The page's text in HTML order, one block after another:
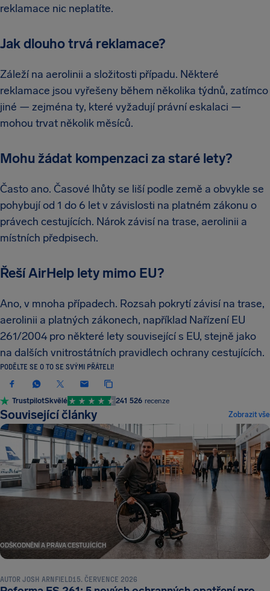
reklamace nic neplatíte.
Jak dlouho trvá reklamace?
Záleží na aerolinii a složitosti případu. Některé
reklamace jsou vyřešeny během několika týdnů, zatímco
jiné — zejména ty, které vyžadují právní eskalaci —
mohou trvat několik měsíců.
Mohu žádat kompenzaci za staré lety?
Často ano. Časové lhůty se liší podle země a obvykle se
pohybují od 1 do 6 let v závislosti na platném zákonu o
právech cestujících. Nárok závisí na trase, aerolinii a
místních předpisech.
Řeší AirHelp lety mimo EU?
Ano, v mnoha případech. Rozsah pokrytí závisí na trase,
aerolinii a platných zákonech, například Nařízení EU
261/2004 pro některé lety související s EU, stejně jako
na dalších vnitrostátních pravidlech ochrany cestujících.
PODĚLTE SE O TO SE SVÝMI PŘÁTELI!
TrustpilotSkvělé 241 526 recenze
Související články Zobrazit vše
ODŠKODNĚNÍ A PRÁVA CESTUJÍCÍCH
AUTOR JOSH ARNFIELD15. ČERVENCE 2026